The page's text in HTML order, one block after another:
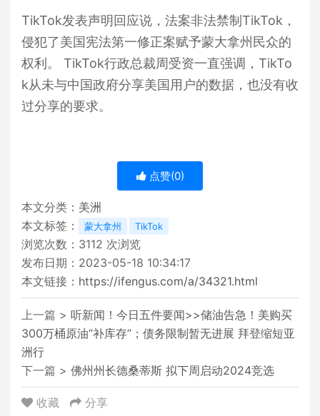
TikTok发表声明回应说，法案非法禁制TikTok，
侵犯了美国宪法第一修正案赋予蒙大拿州民众的
权利。 TikTok行政总裁周受资一直强调，TikTo
k从未与中国政府分享美国用户的数据，也没有收
过分享的要求。
点赞(0)
本文分类： 美洲
本文标签：
蒙大拿州 TikTok
浏览次数： 3112 次浏览
发布日期：2023-05-18 10:34:17
本文链接： https://ifengus.com/a/34321.html
上一篇 > 听新闻！今日五件要闻>>储油告急！美购买
300万桶原油“补库存”；债务限制暂无进展 拜登缩短亚
洲行
下一篇 > 佛州州长德桑蒂斯 拟下周启动2024竞选
收藏 分享